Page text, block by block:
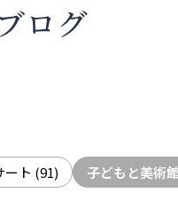
ログ
ート (91) 子どもと美術